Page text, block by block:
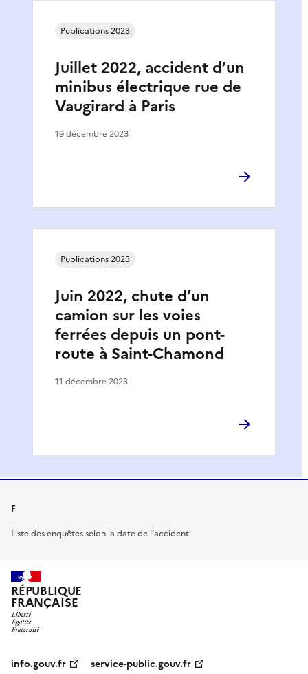
Juillet 2022, accident d’un
minibus électrique rue de
Vaugirard à Paris
Publications 2023
19 décembre 2023
Juin 2022, chute d’un
camion sur les voies
ferrées depuis un pont-
route à Saint-Chamond
Publications 2023
11 décembre 2023
F
Liste des enquêtes selon la date de l’accident
RÉPUBLIQUE
FRANÇAISE
info.gouv.fr service-public.gouv.fr